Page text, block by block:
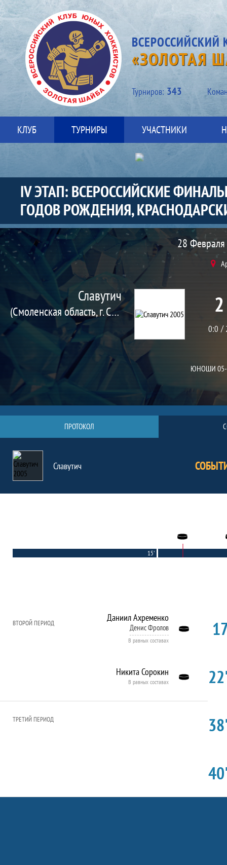
«ЗОЛОТАЯ
Турниров: 343
КЛУБ ТУРНИРЫ УЧАСТНИКИ
IV ЭТАП: ВСЕРОССИЙСКИЕ
ГОДОВ РОЖДЕНИЯ,
Матч
28
Славутич
(Смоленская область, г. Смоленск)
0:0
ЮНОШИ
ПРОТОКОЛ
Славутич
15'
ВТОРОЙ ПЕРИОД Даниил Ахременко
Денис Фролов
В равных составах
Никита Сорокин
В равных составах
ТРЕТИЙ ПЕРИОД